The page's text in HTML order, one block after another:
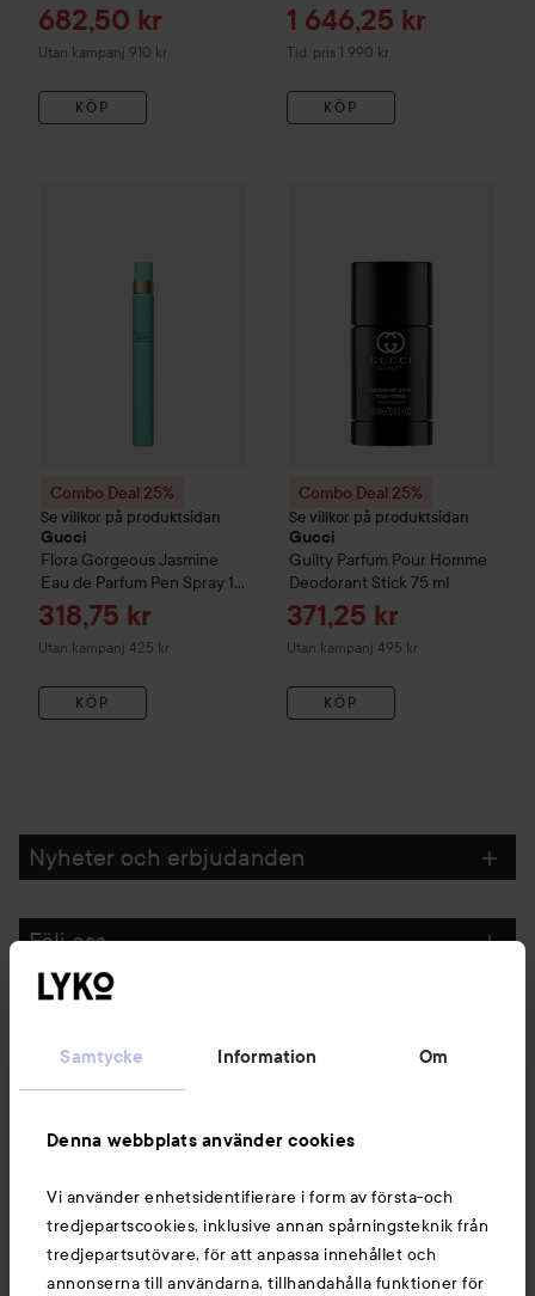
Samtycke Information Om
Denna webbplats använder cookies
Vi använder enhetsidentifierare i form av första-och
tredjepartscookies, inklusive annan spårningsteknik från
tredjepartsutövare, för att anpassa innehållet och
annonserna till användarna, tillhandahålla funktioner för
Reapris
682,50 kr
Utan kampanj 910 kr
KÖP
Reapris
1 646,25 kr
Tid. pris 1 990 kr
Tidigare pris 1 990 kr
KÖP
Combo Deal 25%
Se villkor på produktsidan
Gucci
Flora Gorgeous Jasmine
Eau de Parfum Pen Spray 10
ml
Reapris
318,75 kr
Utan kampanj 425 kr
KÖP
Combo Deal 25%
Se villkor på produktsidan
Gucci
Guilty Parfum Pour Homme
Deodorant Stick 75 ml
Reapris
371,25 kr
Utan kampanj 495 kr
KÖP
Nyheter och erbjudanden
Följ oss
Du kanske också gillar